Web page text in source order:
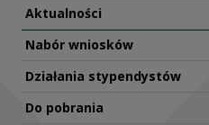
Aktualności
Nabór wniosków
Działania stypendystów
Do pobrania